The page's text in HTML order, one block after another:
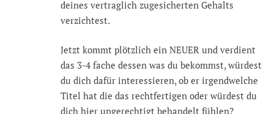
deines vertraglich zugesicherten Gehalts
verzichtest.
Jetzt kommt plötzlich ein NEUER und verdient
das 3-4 fache dessen was du bekommst, würdest
du dich dafür interessieren, ob er irgendwelche
Titel hat die das rechtfertigen oder würdest du
dich hier ungerechtigt behandelt fühlen?